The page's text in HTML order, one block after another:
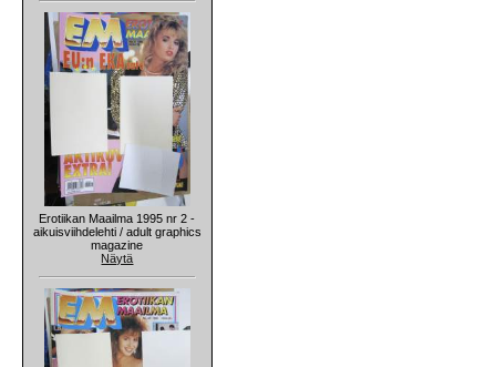
Erotiikan Maailma 1995 nr 2 -
aikuisviihdelehti / adult graphics
magazine
Näytä